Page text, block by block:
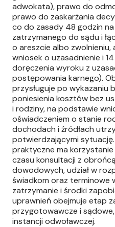
adwokata), prawo do
prawo do zaskarżania
co do zasady 48 godzin
zatrzymanego do sądu i
o areszcie albo
wniosek o uzasadnienie i
doręczenia wyroku z
postępowania karnego).
przysługuje po wykazaniu
poniesienia kosztów bez
i rodziny, na podstawie
oświadczeniem o stanie
dochodach i źródłach
potwierdzającymi
praktyczne ma
czasu konsultacji z
dowodowych, udział w
świadkom oraz terminowe
zatrzymanie i środki
uprawnień obejmuje etap
przygotowawcze i
instancji odwoławczej.